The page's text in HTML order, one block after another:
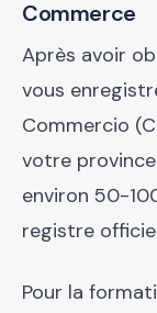
Commerce
Après avoir
vous
Commercio
votre
environ 50-
registre
Pour la